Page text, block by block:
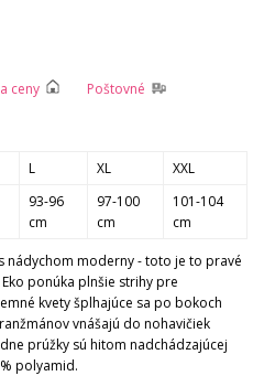
ceny
Poštovné
L XL
XXL
93-96
cm
97-100
cm
101-104
cm
nádychom moderny - toto je to pravé
ponúka plnšie strihy pre
kvety šplhajúce sa po bokoch
vnášajú do nohavičiek
prúžky sú hitom nadchádzajúcej
polyamid.